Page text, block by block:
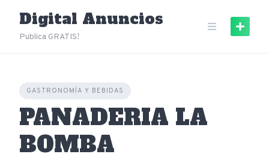
content
Digital Anuncios
Publica GRATIS!
GASTRONOMÍA Y BEBIDAS
PANADERIA LA
BOMBA